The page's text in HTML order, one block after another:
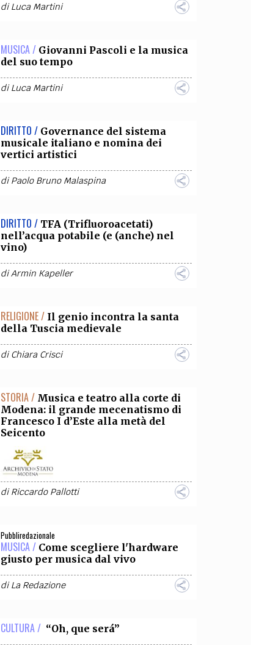
diLuca Martini
MUSICA / Giovanni Pascoli e la musica
del suo tempo
diLuca Martini
DIRITTO / Governance del sistema
musicale italiano e nomina dei
vertici artistici
diPaolo Bruno Malaspina
DIRITTO / TFA (Trifluoroacetati)
nell’acqua potabile (e (anche) nel
vino)
diArmin Kapeller
RELIGIONE / Il genio incontra la santa
della Tuscia medievale
diChiara Crisci
STORIA / Musica e teatro alla corte di
Modena: il grande mecenatismo di
Francesco I d’Este alla metà del
Seicento
diRiccardo Pallotti
Pubbliredazionale
MUSICA / Come scegliere l'hardware
giusto per musica dal vivo
diLa Redazione
CULTURA / “Oh, que será”